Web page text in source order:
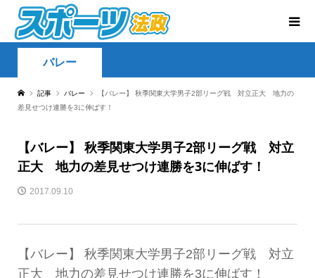
バレー
記事 バレー
【バレー】 秋季関東大学男子2部リーグ戦 対立正大 地力の
差見せつけ連勝を3に伸ばす！
【バレー】 秋季関東大学男子2部リーグ戦 対立
正大 地力の差見せつけ連勝を3に伸ばす！
2017.09.10
【バレー】 秋季関東大学男子2部リーグ戦 対立
正大 地力の差見せつけ連勝を3に伸ばす！